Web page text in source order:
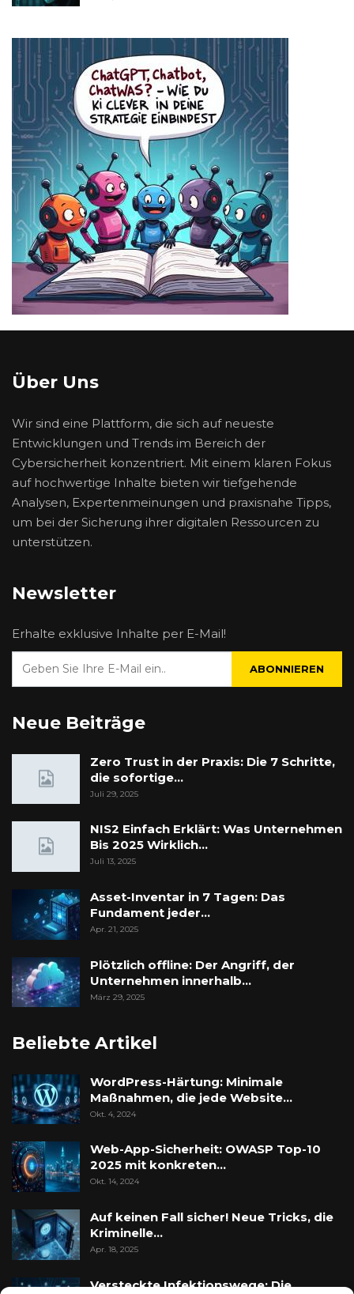
Über Uns
Wir sind eine Plattform, die sich auf neueste
Entwicklungen und Trends im Bereich der
Cybersicherheit konzentriert. Mit einem klaren Fokus
auf hochwertige Inhalte bieten wir tiefgehende
Analysen, Expertenmeinungen und praxisnahe Tipps,
um bei der Sicherung ihrer digitalen Ressourcen zu
unterstützen.
Newsletter
Erhalte exklusive Inhalte per E-Mail!
ABONNIEREN
Neue Beiträge
Zero Trust in der Praxis: Die 7 Schritte,
die sofortige…
Juli 29, 2025
NIS2 Einfach Erklärt: Was Unternehmen
Bis 2025 Wirklich…
Juli 13, 2025
Asset-Inventar in 7 Tagen: Das
Fundament jeder…
Apr. 21, 2025
Plötzlich offline: Der Angriff, der
Unternehmen innerhalb…
März 29, 2025
Beliebte Artikel
WordPress-Härtung: Minimale
Maßnahmen, die jede Website…
Okt. 4, 2024
Web-App-Sicherheit: OWASP Top-10
2025 mit konkreten…
Okt. 14, 2024
Auf keinen Fall sicher! Neue Tricks, die
Kriminelle…
Apr. 18, 2025
Versteckte Infektionswege: Die